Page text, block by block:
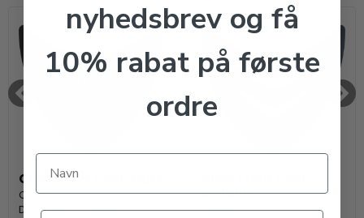
OneK Front Vent, Matt
OneK
Defender Convertible
Metallic
OneK
nyhedsbrev og få
10% rabat på første
ordre